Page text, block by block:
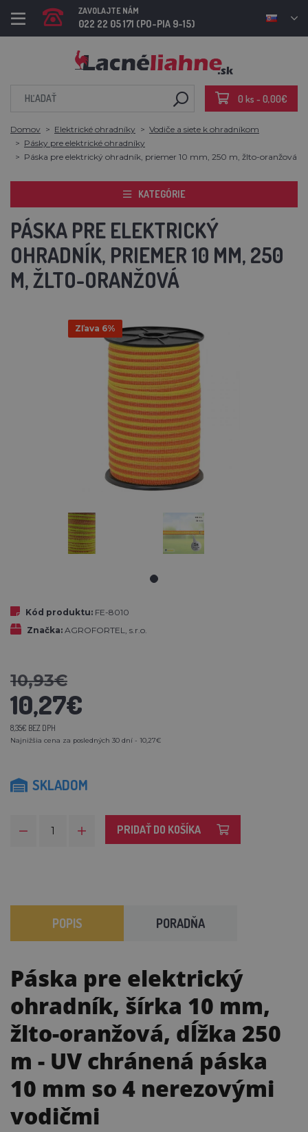
ZAVOLAJTE NÁM
022 22 05 171 (PO-PIA 9-15)
0 ks - 0,00€
Domov Elektrické ohradníky
Vodiče a siete k ohradníkom
Pásky pre elektrické ohradníky
Páska pre elektrický ohradník, priemer 10 mm, 250 m, žlto-oranžová
KATEGÓRIE
PÁSKA PRE ELEKTRICKÝ
OHRADNÍK, PRIEMER 10 MM, 250
M, ŽLTO-ORANŽOVÁ
Zľava 6%
Kód produktu: FE-8010
Značka: AGROFORTEL, s.r.o.
10,93€
10,27€
8,35€ BEZ DPH
Najnižšia cena za posledných 30 dní - 10,27€
SKLADOM
PRIDAŤ DO KOŠÍKA
POPIS PORADŇA
Páska pre elektrický
ohradník, šírka 10 mm,
žlto-oranžová, dĺžka 250
m - UV chránená páska
10 mm so 4 nerezovými
vodičmi